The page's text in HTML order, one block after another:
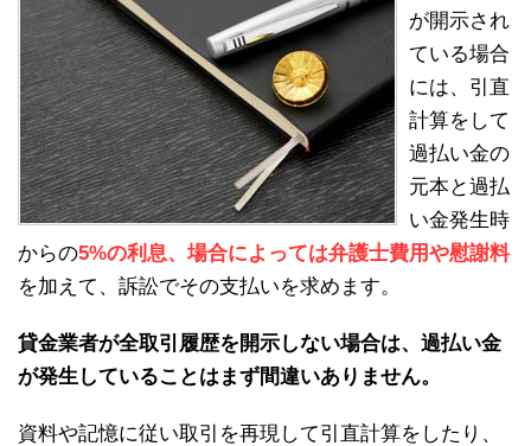
が開示され
ている場合
には、引直
計算をして
過払い金の
元本と過払
い金発生時
からの5%の利息、場合によっては弁護士費用や慰謝料
を加えて、訴訟でその支払いを求めます。
貸金業者が全取引履歴を開示しない場合は、過払い金
が発生していることはまず間違いありません。
資料や記憶に従い取引を再現して引直計算をしたり、